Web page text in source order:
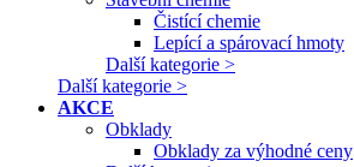
Čistící chemie
Lepící a spárovací hmoty
Další kategorie >
Další kategorie >
AKCE
Obklady
Obklady za výhodné ceny